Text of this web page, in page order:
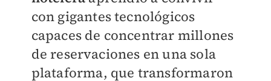
con gigantes tecnológicos
capaces de concentrar millones
de reservaciones en una sola
plataforma, que transformaron